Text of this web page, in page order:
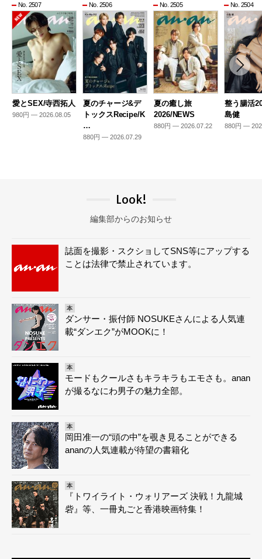
No. 2507
愛とSEX/寺西拓人
980円 — 2026.08.05
No. 2506
夏のチャージ&デ
トックスRecipe/K
…
880円 — 2026.07.29
No. 2505
夏の癒し旅
2026/NEWS
880円 — 2026.07.22
No. 2504
整う腸活
島健
880円 —
Look!
編集部からのお知らせ
誌面を撮影・スクショしてSNS等にアップする
ことは法律で禁止されています。
本
ダンサー・振付師 NOSUKEさんによる人気連
載“ダンエク”がMOOKに！
本
モードもクールさもキラキラもエモさも。anan
が撮るなにわ男子の魅力全部。
本
岡田准一の“頭の中”を覗き見ることができる
ananの人気連載が待望の書籍化
本
『トワイライト・ウォリアーズ 決戦！九龍城
砦』等、一冊丸ごと香港映画特集！